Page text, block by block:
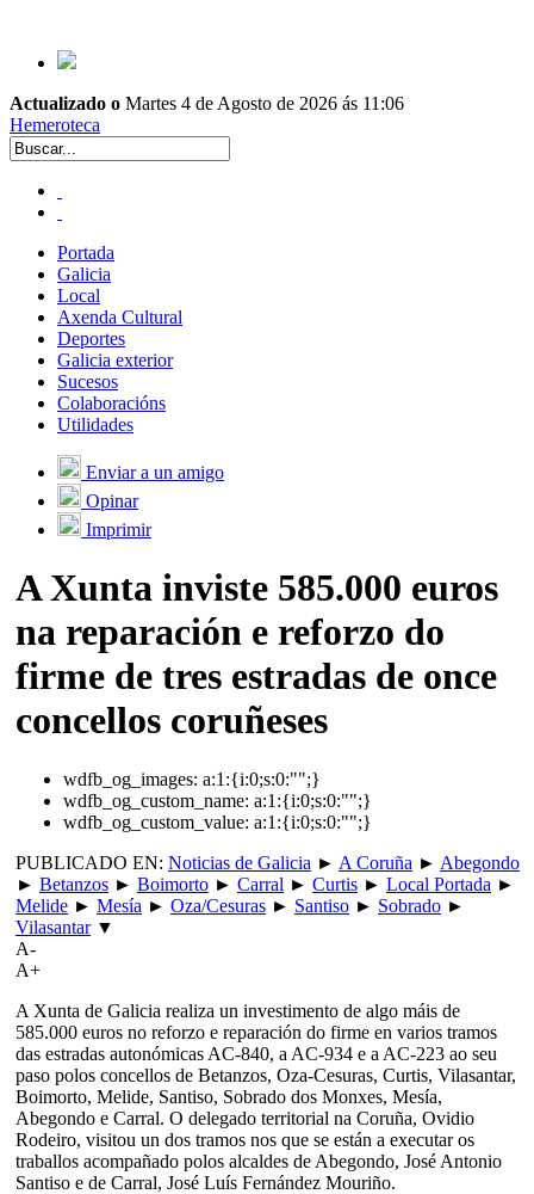
Actualizado o Martes 4 de Agosto de 2026 ás 11:06
Hemeroteca
Portada
Galicia
Local
Axenda Cultural
Deportes
Galicia exterior
Sucesos
Colaboracións
Utilidades
Enviar a un amigo
Opinar
Imprimir
A Xunta inviste 585.000 euros
na reparación e reforzo do
firme de tres estradas de once
concellos coruñeses
wdfb_og_images: a:1:{i:0;s:0:"";}
wdfb_og_custom_name: a:1:{i:0;s:0:"";}
wdfb_og_custom_value: a:1:{i:0;s:0:"";}
PUBLICADO EN: Noticias de Galicia ► A Coruña ► Abegondo
► Betanzos ► Boimorto ► Carral ► Curtis ► Local Portada ►
Melide ► Mesía ► Oza/Cesuras ► Santiso ► Sobrado ►
Vilasantar▼
A-
A+
A Xunta de Galicia realiza un investimento de algo máis de
585.000 euros no reforzo e reparación do firme en varios tramos
das estradas autonómicas AC-840, a AC-934 e a AC-223 ao seu
paso polos concellos de Betanzos, Oza-Cesuras, Curtis, Vilasantar,
Boimorto, Melide, Santiso, Sobrado dos Monxes, Mesía,
Abegondo e Carral. O delegado territorial na Coruña, Ovidio
Rodeiro, visitou un dos tramos nos que se están a executar os
traballos acompañado polos alcaldes de Abegondo, José Antonio
Santiso e de Carral, José Luís Fernández Mouriño.